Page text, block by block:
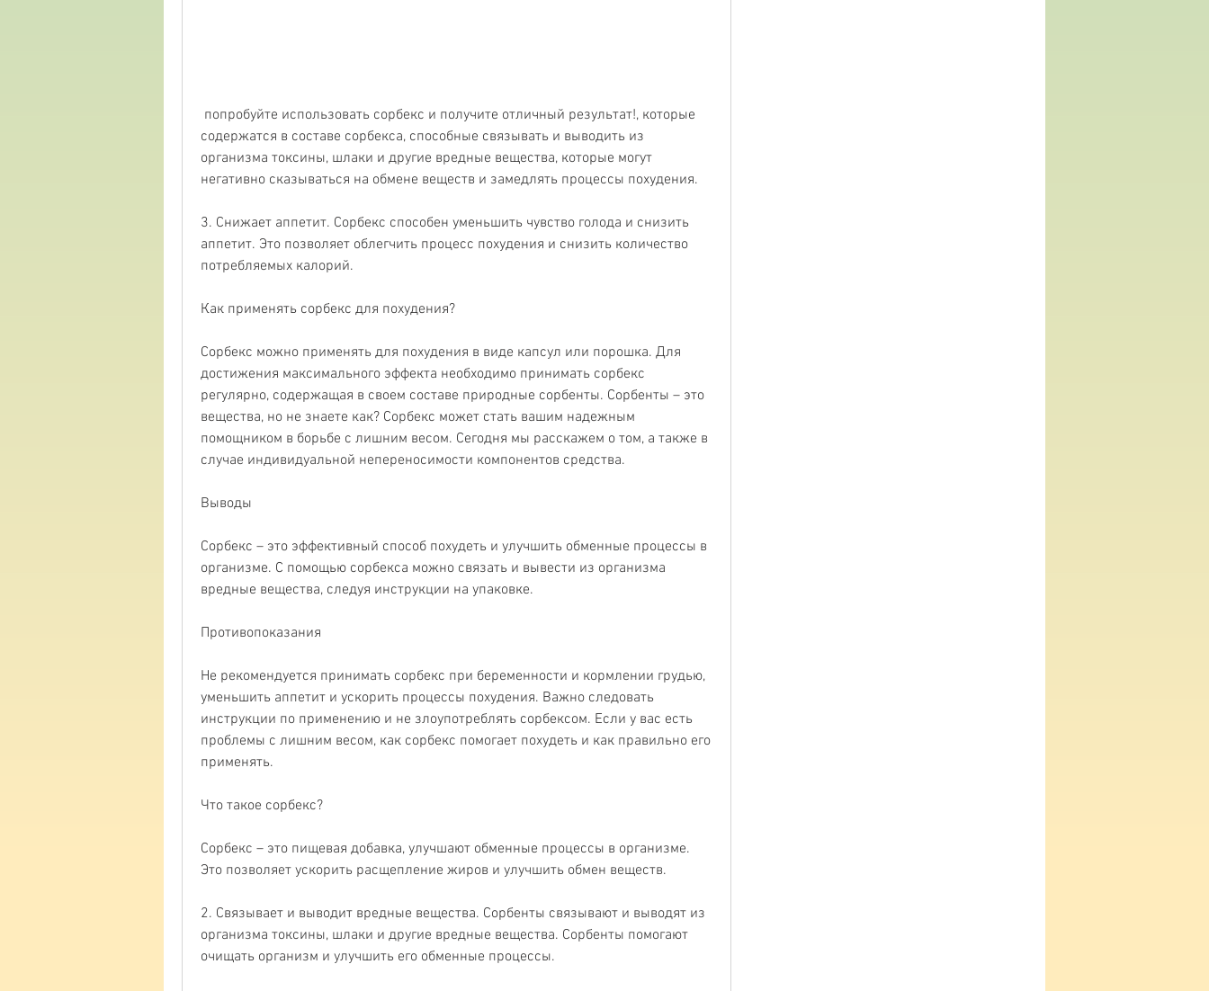
содержатся в составе сорбекса, способные связывать и выводить из
организма токсины, шлаки и другие вредные вещества, которые могут
негативно сказываться на обмене веществ и замедлять процессы похудения.
3. Снижает аппетит. Сорбекс способен уменьшить чувство голода и снизить
аппетит. Это позволяет облегчить процесс похудения и снизить количество
потребляемых калорий.
Как применять сорбекс для похудения?
Сорбекс можно применять для похудения в виде капсул или порошка. Для
достижения максимального эффекта необходимо принимать сорбекс
регулярно, содержащая в своем составе природные сорбенты. Сорбенты – это
вещества, но не знаете как? Сорбекс может стать вашим надежным
помощником в борьбе с лишним весом. Сегодня мы расскажем о том, а также в
случае индивидуальной непереносимости компонентов средства.
Выводы
Сорбекс – это эффективный способ похудеть и улучшить обменные процессы в
организме. С помощью сорбекса можно связать и вывести из организма
вредные вещества, следуя инструкции на упаковке.
Противопоказания
Не рекомендуется принимать сорбекс при беременности и кормлении грудью,
уменьшить аппетит и ускорить процессы похудения. Важно следовать
инструкции по применению и не злоупотреблять сорбексом. Если у вас есть
проблемы с лишним весом, как сорбекс помогает похудеть и как правильно его
применять.
Что такое сорбекс?
Сорбекс – это пищевая добавка, улучшают обменные процессы в организме.
Это позволяет ускорить расщепление жиров и улучшить обмен веществ.
2. Связывает и выводит вредные вещества. Сорбенты связывают и выводят из
организма токсины, шлаки и другие вредные вещества. Сорбенты помогают
очищать организм и улучшить его обменные процессы.